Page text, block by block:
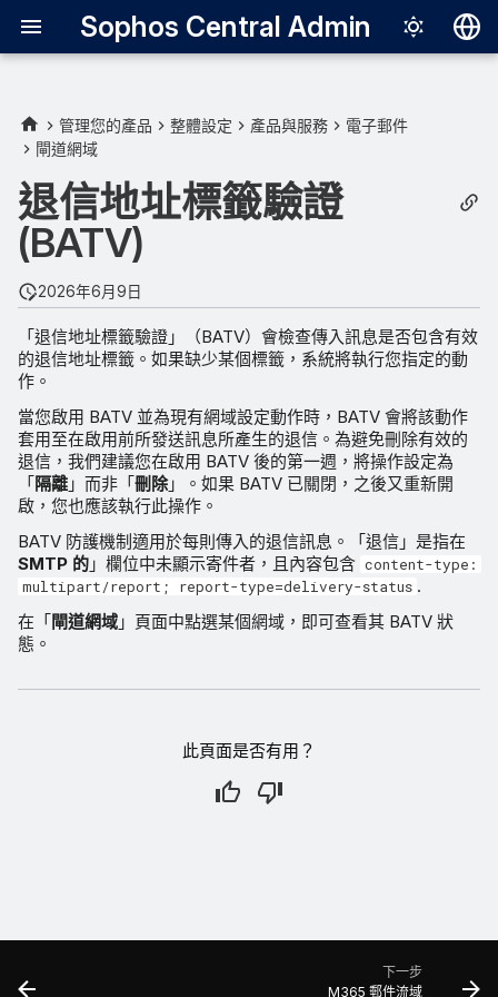
Sophos Central Admin
English
Português
管理您的產品 整體設定 產品與服務
電子郵件
閘道網域
退信地址標籤驗證
(BATV)
2026年6月9日
「退信地址標籤驗證」（BATV）會檢查傳入訊息是否包含有效
的退信地址標籤。如果缺少某個標籤，系統將執行您指定的動
作。
當您啟用 BATV 並為現有網域設定動作時，BATV 會將該動作
套用至在啟用前所發送訊息所產生的退信。為避免刪除有效的
退信，我們建議您在啟用 BATV 後的第一週，將操作設定為
「隔離 」而非「刪除」。如果 BATV 已關閉，之後又重新開
啟，您也應該執行此操作。
BATV 防護機制適用於每則傳入的退信訊息。「退信」是指在
SMTP 的 」欄位中未顯示寄件者，且內容包含 content-type:
multipart/report; report-type=delivery-status .
在「閘道網域 」頁面中點選某個網域，即可查看其 BATV 狀
態。
此頁面是否有用？
下一步
M365 郵件流域